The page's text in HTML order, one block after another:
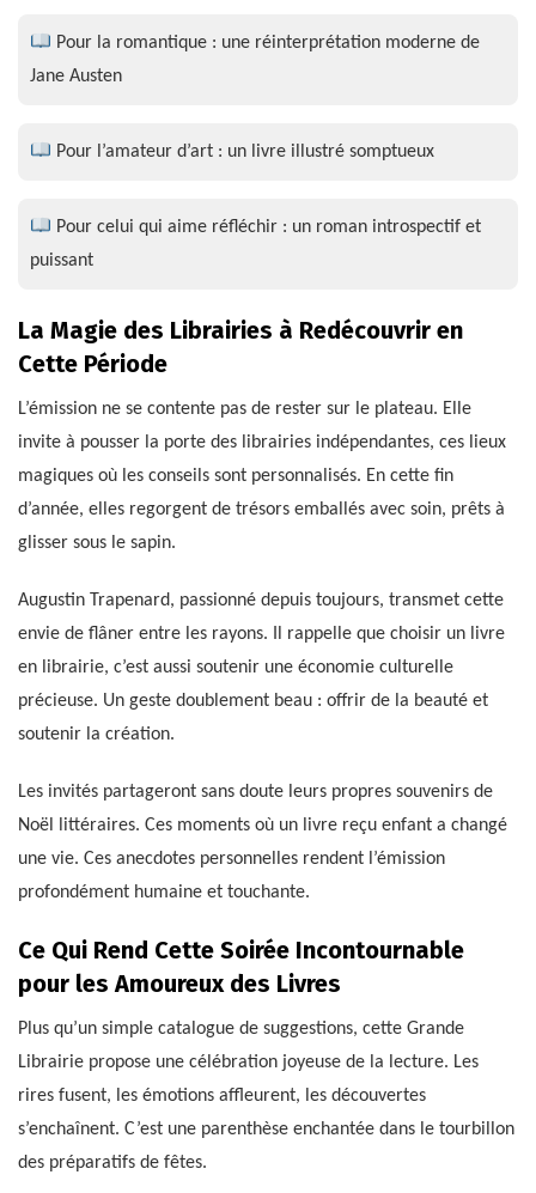
Pour la romantique : une réinterprétation moderne de
Jane Austen
Pour l’amateur d’art : un livre illustré somptueux
Pour celui qui aime réfléchir : un roman introspectif et
puissant
La Magie des Librairies à Redécouvrir en
Cette Période
L’émission ne se contente pas de rester sur le plateau. Elle
invite à pousser la porte des librairies indépendantes, ces lieux
magiques où les conseils sont personnalisés. En cette fin
d’année, elles regorgent de trésors emballés avec soin, prêts à
glisser sous le sapin.
Augustin Trapenard, passionné depuis toujours, transmet cette
envie de flâner entre les rayons. Il rappelle que choisir un livre
en librairie, c’est aussi soutenir une économie culturelle
précieuse. Un geste doublement beau : offrir de la beauté et
soutenir la création.
Les invités partageront sans doute leurs propres souvenirs de
Noël littéraires. Ces moments où un livre reçu enfant a changé
une vie. Ces anecdotes personnelles rendent l’émission
profondément humaine et touchante.
Ce Qui Rend Cette Soirée Incontournable
pour les Amoureux des Livres
Plus qu’un simple catalogue de suggestions, cette Grande
Librairie propose une célébration joyeuse de la lecture. Les
rires fusent, les émotions affleurent, les découvertes
s’enchaînent. C’est une parenthèse enchantée dans le tourbillon
des préparatifs de fêtes.